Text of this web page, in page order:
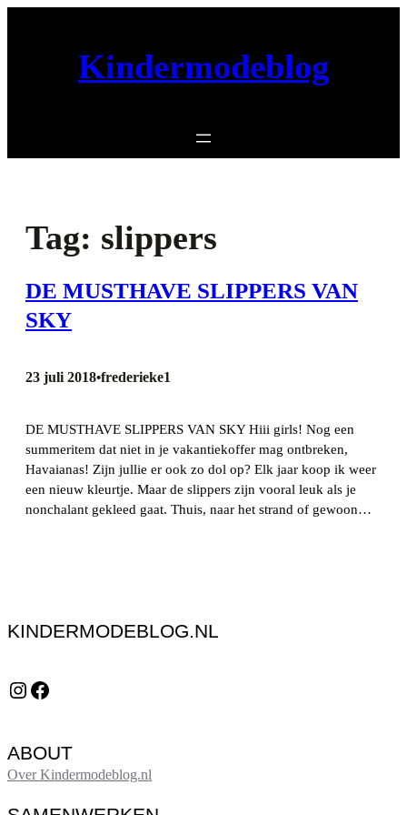
Kindermodeblog
Tag: slippers
DE MUSTHAVE SLIPPERS VAN
SKY
23 juli 2018•frederieke1
DE MUSTHAVE SLIPPERS VAN SKY Hiii girls! Nog een
summeritem dat niet in je vakantiekoffer mag ontbreken,
Havaianas! Zijn jullie er ook zo dol op? Elk jaar koop ik weer
een nieuw kleurtje. Maar de slippers zijn vooral leuk als je
nonchalant gekleed gaat. Thuis, naar het strand of gewoon…
KINDERMODEBLOG.NL
Instagram Facebook
ABOUT
Over Kindermodeblog.nl